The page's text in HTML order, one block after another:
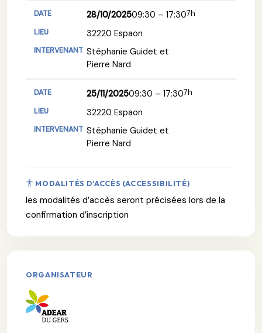
28/10/202509:30 – 17:307h
32220 Espaon
Stéphanie Guidet et
Pierre Nard
25/11/202509:30 – 17:307h
32220 Espaon
Stéphanie Guidet et
Pierre Nard
MODALITÉS D'ACCÈS (ACCESSIBILITÉ)
les modalités d’accès seront précisées lors de la
confirmation d’inscription
ORGANISATEUR